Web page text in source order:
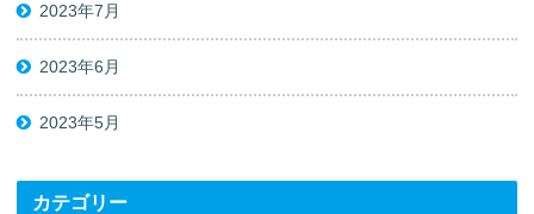
2023年7月
2023年6月
2023年5月
カテゴリー